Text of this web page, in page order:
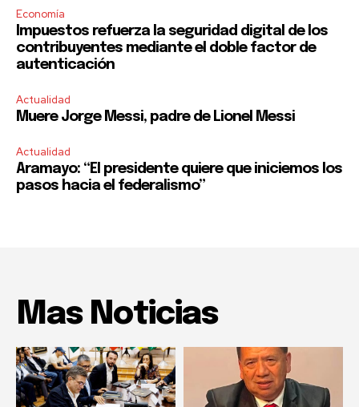
Economía
Impuestos refuerza la seguridad digital de los
contribuyentes mediante el doble factor de
autenticación
Actualidad
Muere Jorge Messi, padre de Lionel Messi
Actualidad
Aramayo: “El presidente quiere que iniciemos los
pasos hacia el federalismo”
Mas Noticias